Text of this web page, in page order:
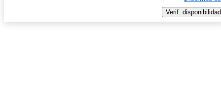
Verif. disponibilidad